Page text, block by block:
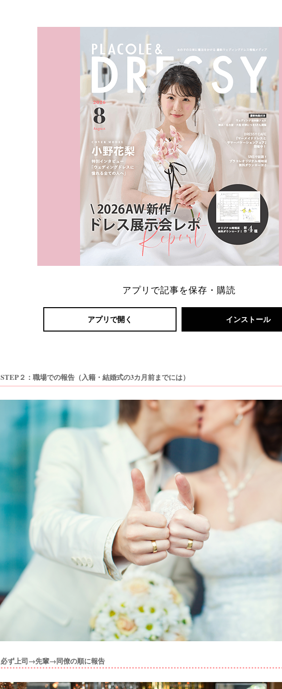
アプリで記事を保存・購読
アプリで開く インストール
STEP２：職場での報告（入籍・結婚式の3カ月前までには）
必ず上司→先輩→同僚の順に報告